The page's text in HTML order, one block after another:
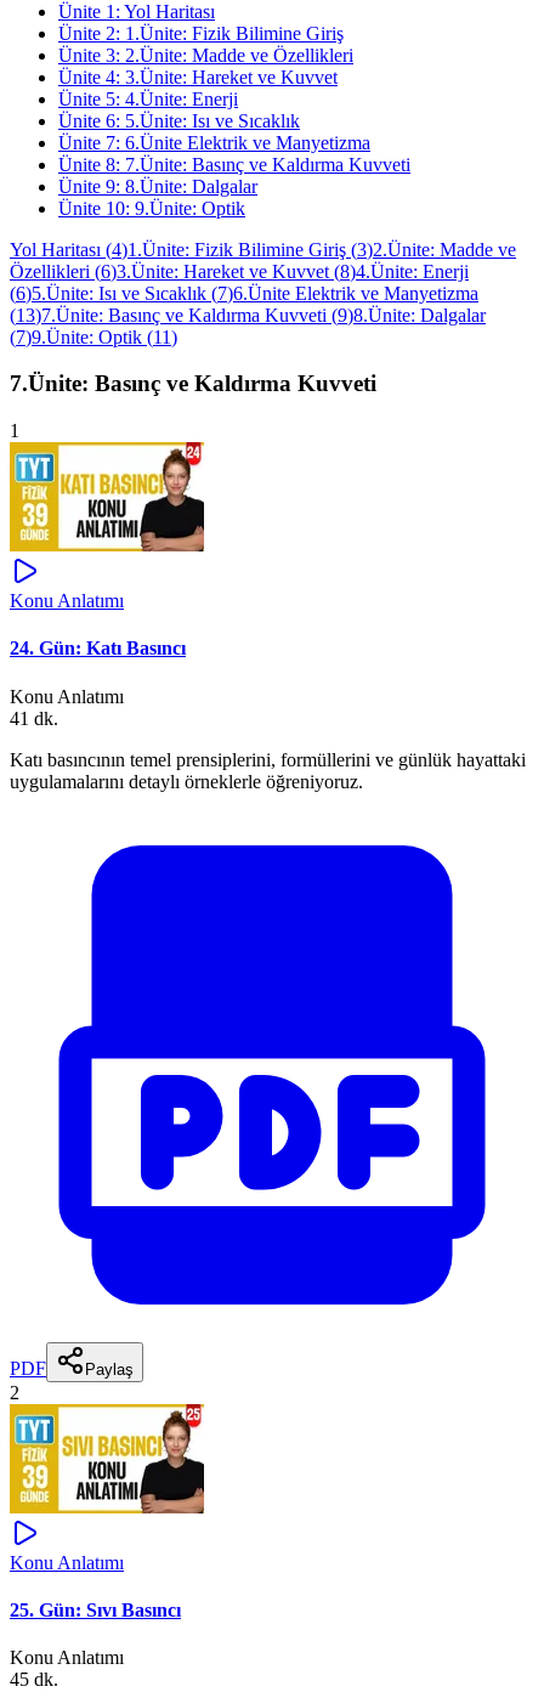
Ünite 1 : Yol Haritası
Ünite 2: 1.Ünite: Fizik Bilimine Giriş
Ünite 3: 2.Ünite: Madde ve Özellikleri
Ünite 4: 3.Ünite: Hareket ve Kuvvet
Ünite 5: 4.Ünite: Enerji
Ünite 6: 5.Ünite: Isı ve Sıcaklık
Ünite 7: 6.Ünite Elektrik ve Manyetizma
Ünite 8: 7.Ünite: Basınç ve Kaldırma Kuvveti
Ünite 9: 8.Ünite: Dalgalar
Ünite 10: 9.Ünite: Optik
Yol Haritası (4)1.Ünite: Fizik Bilimine Giriş (3)2.Ünite: Madde ve
Özellikleri (6)3.Ünite: Hareket ve Kuvvet (8)4.Ünite: Enerji
(6)5.Ünite: Isı ve Sıcaklık (7)6.Ünite Elektrik ve Manyetizma
(13)7.Ünite: Basınç ve Kaldırma Kuvveti (9)8.Ünite: Dalgalar
(7)9.Ünite: Optik (11)
7.Ünite: Basınç ve Kaldırma Kuvveti
1
Konu Anlatımı
24. Gün: Katı Basıncı
Konu Anlatımı
41 dk.
Katı basıncının temel prensiplerini, formüllerini ve günlük hayattaki
uygulamalarını detaylı örneklerle öğreniyoruz.
PDF Paylaş
2
Konu Anlatımı
25. Gün: Sıvı Basıncı
Konu Anlatımı
45 dk.